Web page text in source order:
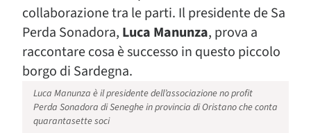
collaborazione tra le parti. Il presidente de Sa
Perda Sonadora, Luca Manunza, prova a
raccontare cosa è successo in questo piccolo
borgo di Sardegna.
Luca Manunza è il presidente dell’associazione no profit
Perda Sonadora di Seneghe in provincia di Oristano che conta
quarantasette soci